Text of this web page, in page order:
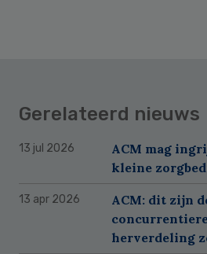
Gerelateerd nieuws
13 jul 2026
ACM mag
kleine
13 apr 2026
ACM: dit zijn
herverdeling